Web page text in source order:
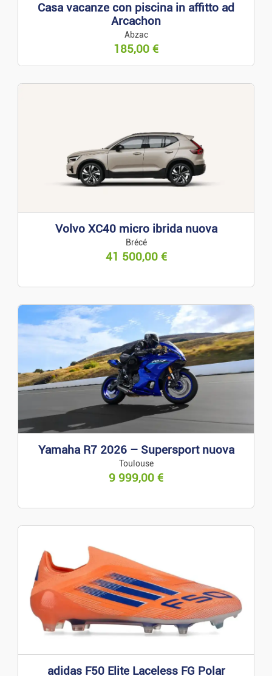
Casa vacanze con piscina in affitto ad
Arcachon
Abzac
185,00 €
Volvo XC40 micro ibrida nuova
Brécé
41 500,00 €
Yamaha R7 2026 – Supersport nuova
Toulouse
9 999,00 €
adidas F50 Elite Laceless FG Polar